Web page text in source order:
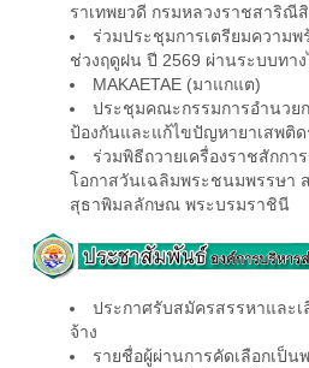
ราเทพยวดี กรมหลวงราชสาริณี
ร่วมประชุมการเตรียมความ
ช่วงฤดูฝน ปี 2569 ผ่านระบบทาง
MAKAETAE (มาแกแต)
ประชุมคณะกรรมการอำนวย
ป้องกันและแก้ไขปัญหายาเสพติด
ร่วมพิธีถวายเครื่องราชสักกา
โอกาสวันเฉลิมพระชนมพรรษา
สุธาพิมลลักษณ พระบรมราชินี
ประกาศรับสมัครสรรหาและ
จ้าง
รายชื่อผู้ผ่านการคัดเลือกเป็น